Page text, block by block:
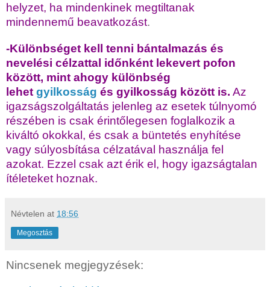
helyzet, ha mindenkinek megtiltanak
mindennemű beavatkozást.
-Különbséget kell tenni bántalmazás és
nevelési célzattal időnként lekevert pofon
között, mint ahogy különbség
lehet gyilkosság és gyilkosság között is. Az
igazságszolgáltatás jelenleg az esetek túlnyomó
részében is csak érintőlegesen foglalkozik a
kiváltó okokkal, és csak a büntetés enyhítése
vagy súlyosbítása célzatával használja fel
azokat. Ezzel csak azt érik el, hogy igazságtalan
ítéleteket hoznak.
Névtelen at 18:56
Megosztás
Nincsenek megjegyzések: